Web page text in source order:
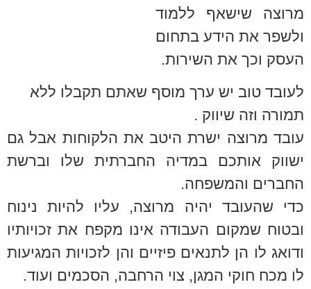
מרוצה שישאף ללמוד
ולשפר את הידע בתחום
העסק וכך את השירות.
לעובד טוב יש ערך מוסף שאתם תקבלו ללא
תמורה וזה שיווק .
עובד מרוצה ישרת היטב את הלקוחות אבל גם
ישווק אותכם במדיה החברתית שלו וברשת
החברים והמשפחה.
כדי שהעובד יהיה מרוצה, עליו להיות נינוח
ובטוח שמקום העבודה אינו מקפח את זכויותיו
ודואג לו הן לתנאים פיזיים והן לזכויות המגיעות
לו מכח חוקי המגן, צוי הרחבה, הסכמים ועוד.